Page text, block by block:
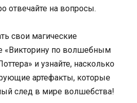
отвечайте на вопросы.
свои магические
«Викторину по волшебным
и узнайте, насколько
артефакты, которые
след в мире волшебства!